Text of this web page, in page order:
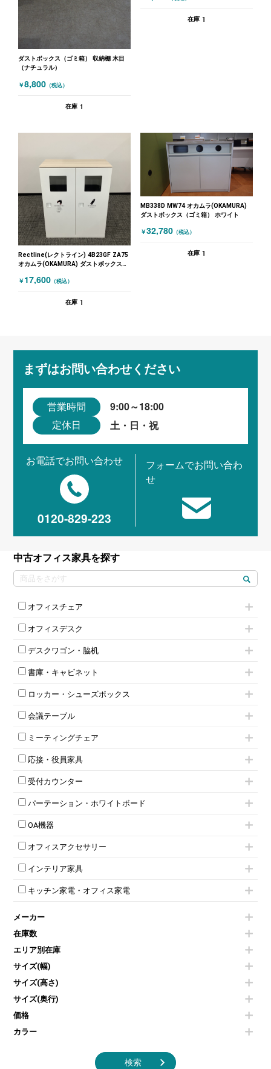
ダストボックス（ゴミ箱） 収納棚 木目
（ナチュラル）
￥8,800 （税込）
在庫 1
在庫 1
Rectline(レクトライン) 4B23GF ZA75
オカムラ(OKAMURA) ダストボックス
￥ 17,600 （税込）
在庫 1
MB338D MW74 オカムラ(OKAMURA)
ダストボックス（ゴミ箱） ホワイト
￥32,780 （税込）
在庫 1
まずはお問い合わせください
営業時間 9:00～18:00
定休日 土・日・祝
お電話でお問い合わせ
0120-829-223
フォームでお問い合わ
せ
中古オフィス家具を探す
オフィスチェア
肘付きチェア
肘無しチェア
役員チェア
オフィスチェアその他
オフィスデスク
片袖机
フリーアドレスデスク（ベンチデスク）
昇降デスク
両袖机
デスクワゴン・脇机
インワゴン2段
インワゴン3段
脇机
書庫・キャビネット
ハイキャビネット
ローキャビネット
両開きキャビネット
上下連結キャビネット
軽量ラック（スチールラック）
収納家具その他
両開書庫
ラテラル書庫
ロッカー・シューズボックス
1人用ロッカー
2人用ロッカー
3人用ロッカー
5人用ロッカー
8人用ロッカー
多人数ロッカー
ダイヤル錠ロッカー
ダイヤル錠ロッカー
ワードローブ・クローゼット
会議テーブル
ミーティングテーブル
スタッキングテーブル
ネスティングテーブル
カウンターテーブル
T字脚テーブル
会議テーブルW1200～
会議テーブルW1800～
平行スタックテーブル
会議テーブルその他
ミーティングチェア
キャスター付きミーティングチェア
スタッキングミーティングチェア
テーブル付きミーティングチェア
折りたたみミーティングチェア
ハイチェア
ミーティングチェアその他
応接・役員家具
応接セット
応接ソファ
応接チェア
応接・役員家具その他
受付カウンター
ハイカウンター
ローカウンター
ラウンジカウンター
パーテーション・ホワイトボード
パーテーション
自立タイプパーテーション
パーテーションその他
壁掛けホワイトボード
ホワイトボードその他
OA機器
電話機（ビジネスフォン）
シュレッダー
スクリーン
その他OA機器
オフィスアクセサリー
チェア用台車
演台・講演台・演説台
防音パネル
コートハンガー・ポールハンガー
傘立て
食器棚・キッチンキャビネット
カタログスタンド
オフィスアクセサリーその他
インテリア家具
モールドチェア
ダイニングチェア
カウンターテーブル
センターテーブル・サイドテーブル
ベンチ・スツール
ソファ
シェルフ
ダストボックス（ゴミ箱）
インテリア家具その他
キッチン家電・オフィス家電
冷蔵庫・洗濯機
空気清浄機・加湿器
液晶テレビ・モニター類
エアコン
照明機器
掃除機
季節家電
メーカー
在庫数
エリア別在庫
サイズ(幅)
サイズ(高さ)
サイズ(奥行)
価格
カラー
検索